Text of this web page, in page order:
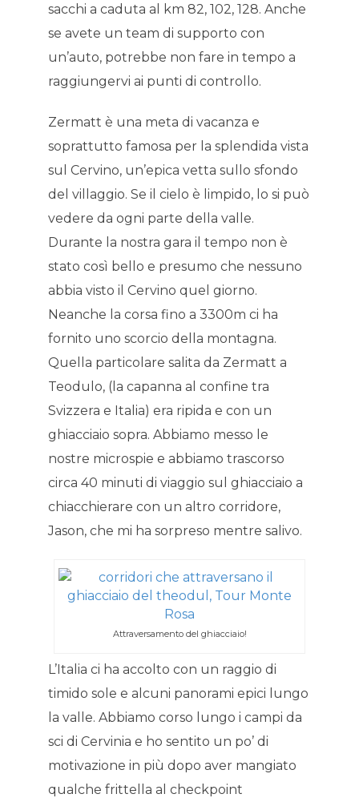
sacchi a caduta al km 82, 102, 128. Anche
se avete un team di supporto con
un’auto, potrebbe non fare in tempo a
raggiungervi ai punti di controllo.
Zermatt è una meta di vacanza e
soprattutto famosa per la splendida vista
sul Cervino, un’epica vetta sullo sfondo
del villaggio. Se il cielo è limpido, lo si può
vedere da ogni parte della valle.
Durante la nostra gara il tempo non è
stato così bello e presumo che nessuno
abbia visto il Cervino quel giorno.
Neanche la corsa fino a 3300m ci ha
fornito uno scorcio della montagna.
Quella particolare salita da Zermatt a
Teodulo, (la capanna al confine tra
Svizzera e Italia) era ripida e con un
ghiacciaio sopra. Abbiamo messo le
nostre microspie e abbiamo trascorso
circa 40 minuti di viaggio sul ghiacciaio a
chiacchierare con un altro corridore,
Jason, che mi ha sorpreso mentre salivo.
Attraversamento del ghiacciaio!
L’Italia ci ha accolto con un raggio di
timido sole e alcuni panorami epici lungo
la valle. Abbiamo corso lungo i campi da
sci di Cervinia e ho sentito un po’ di
motivazione in più dopo aver mangiato
qualche frittella al checkpoint